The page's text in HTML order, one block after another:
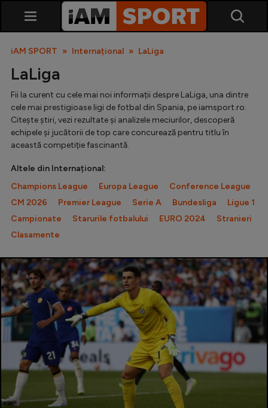
Cupa României
Echipa Națională
Fotbal feminin
Special
Diverse
Inedit
Clasamente
iAM SPORT Internațional LaLiga
LaLiga
Fii la curent cu cele mai noi informații despre LaLiga, una dintre
cele mai prestigioase ligi de fotbal din Spania, pe iamsport.ro.
Citește știri, vezi rezultate și analizele meciurilor, descoperă
echipele și jucătorii de top care concurează pentru titlu în
această competiție fascinantă.
Altele din Internațional:
Champions League
Europa League
Conference League
CM 2026
Premier League Serie A Bundesliga
Ligue 1
Campionate
Starurile fotbalului EURO 2024
Stranieri
Clasamente